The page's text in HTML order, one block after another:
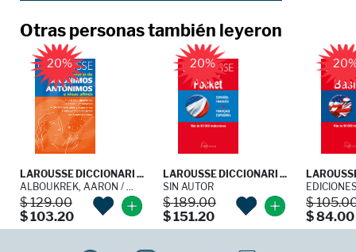
Otras personas también leyeron
20%
LAROUSSE DICCIONARI ...
ALBOUKREK, AARON / ...
$ 129.00
$ 103.20
20%
LAROUSSE DICCIONARI ...
SIN AUTOR
$ 189.00
$ 151.20
$
$ 84.00